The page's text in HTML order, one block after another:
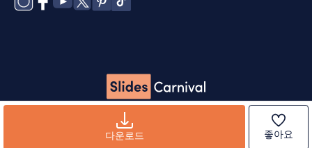
다운로드 좋아요
이용약관 쿠키 정책
개인정보 보호정책